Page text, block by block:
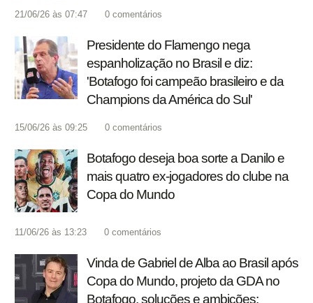
21/06/26 às 07:47 0 comentários
Presidente do Flamengo nega
espanholização no Brasil e diz:
'Botafogo foi campeão brasileiro e da
Champions da América do Sul'
15/06/26 às 09:25 0 comentários
Botafogo deseja boa sorte a Danilo e
mais quatro ex-jogadores do clube na
Copa do Mundo
11/06/26 às 13:23 0 comentários
Vinda de Gabriel de Alba ao Brasil após
Copa do Mundo, projeto da GDA no
Botafogo, soluções e ambições: